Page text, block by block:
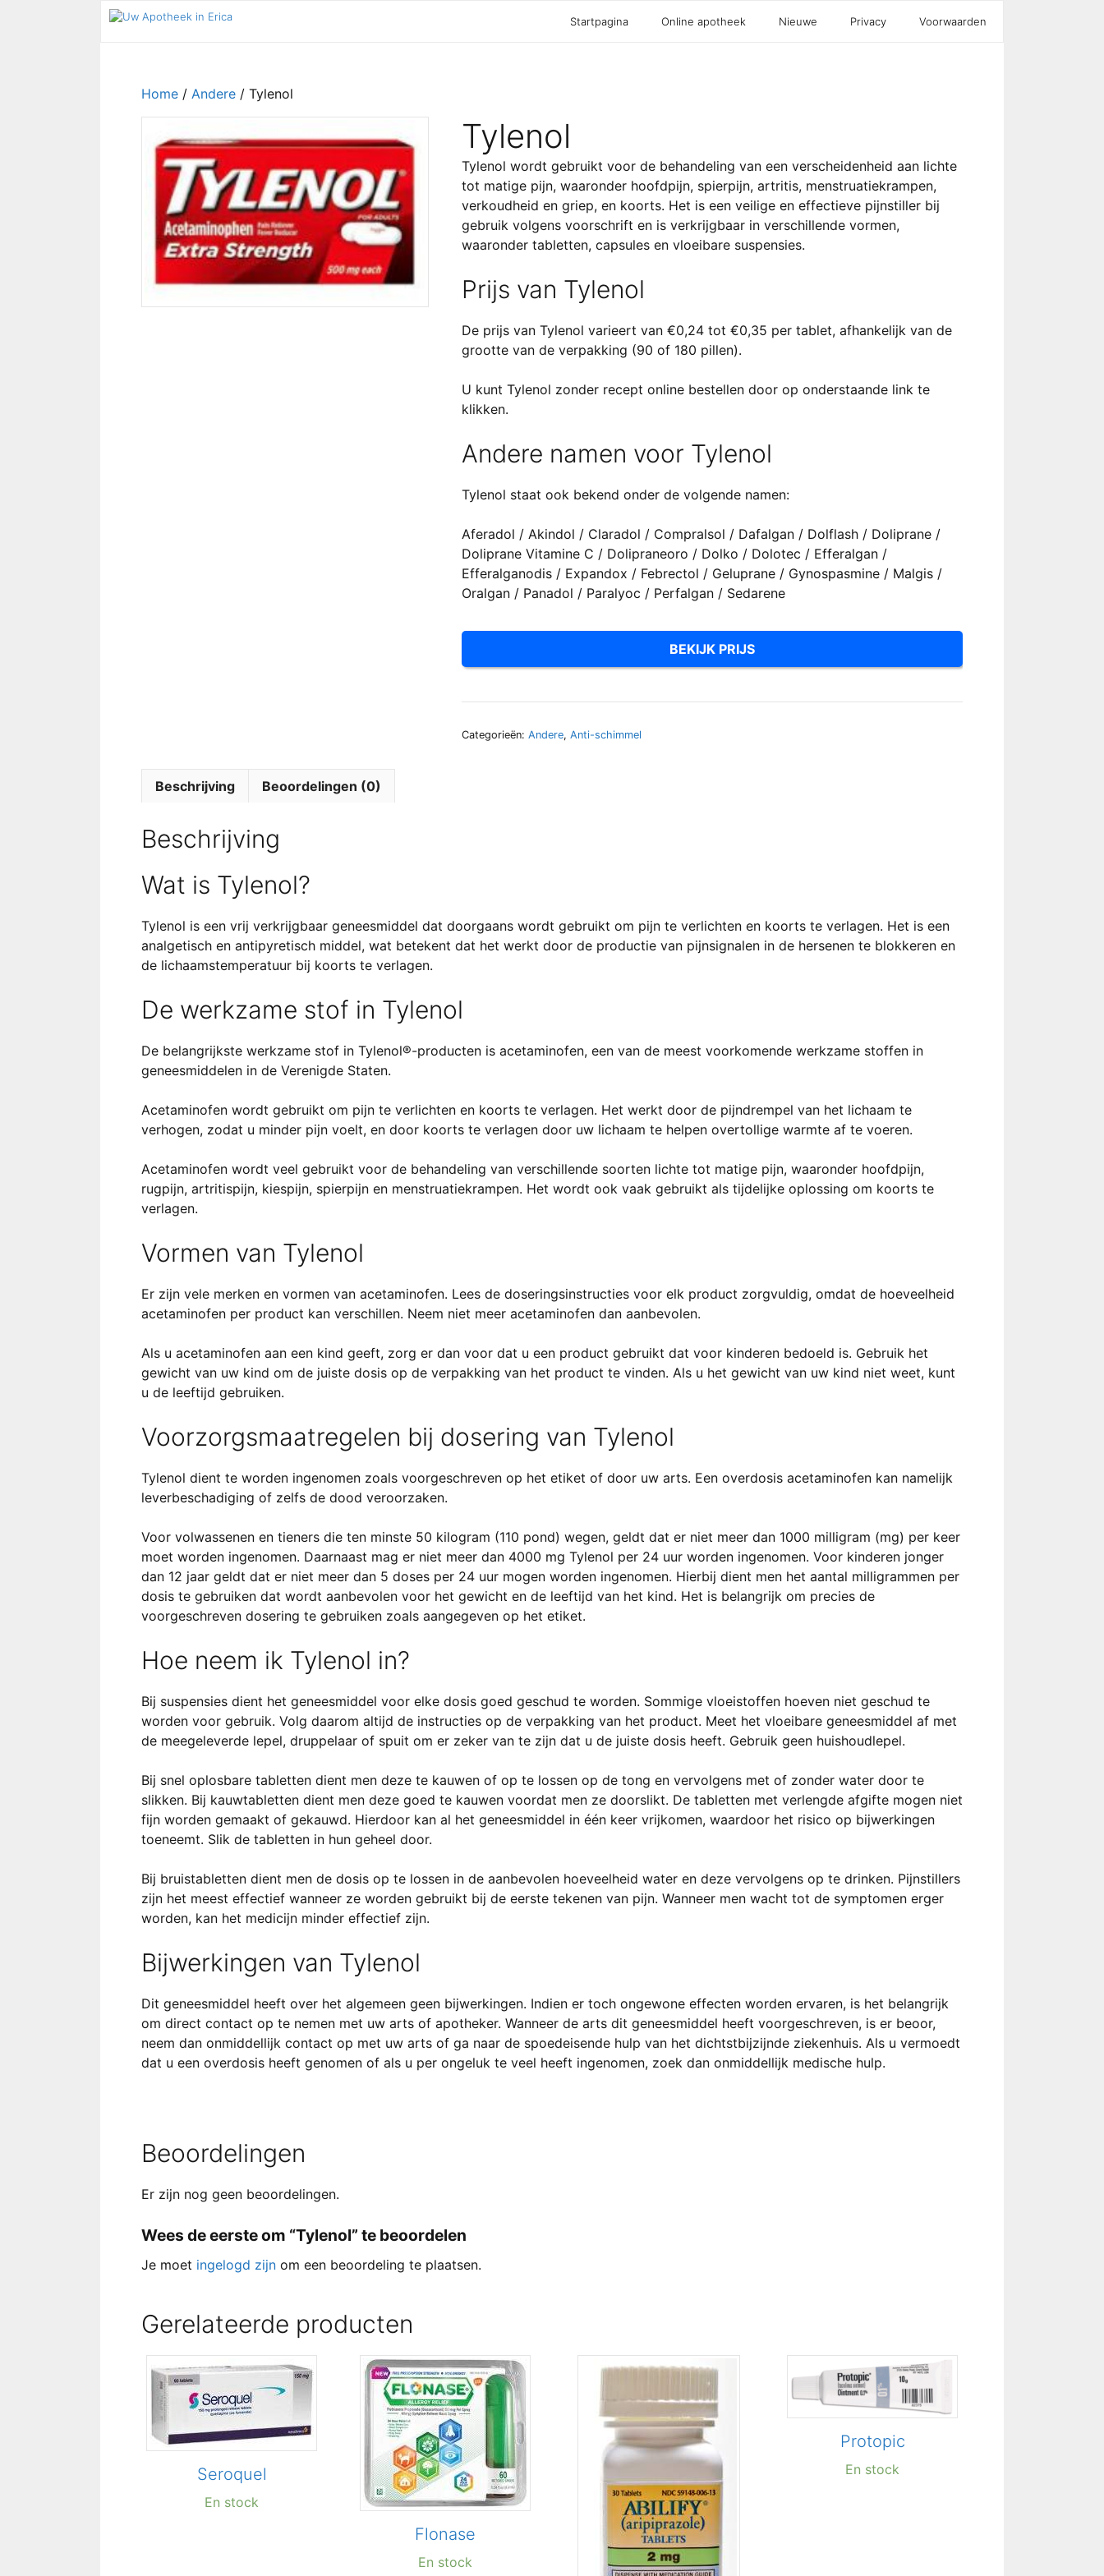
Startpagina Online apotheek Nieuwe Privacy Voorwaarden
Home / Andere / Tylenol
Tylenol
Tylenol wordt gebruikt voor de behandeling van een verscheidenheid aan lichte
tot matige pijn, waaronder hoofdpijn, spierpijn, artritis, menstruatiekrampen,
verkoudheid en griep, en koorts. Het is een veilige en effectieve pijnstiller bij
gebruik volgens voorschrift en is verkrijgbaar in verschillende vormen,
waaronder tabletten, capsules en vloeibare suspensies.
Prijs van Tylenol
De prijs van Tylenol varieert van €0,24 tot €0,35 per tablet, afhankelijk van de
grootte van de verpakking (90 of 180 pillen).
U kunt Tylenol zonder recept online bestellen door op onderstaande link te
klikken.
Andere namen voor Tylenol
Tylenol staat ook bekend onder de volgende namen:
Aferadol / Akindol / Claradol / Compralsol / Dafalgan / Dolflash / Doliprane /
Doliprane Vitamine C / Dolipraneoro / Dolko / Dolotec / Efferalgan /
Efferalganodis / Expandox / Febrectol / Geluprane / Gynospasmine / Malgis /
Oralgan / Panadol / Paralyoc / Perfalgan / Sedarene
BEKIJK PRIJS
Categorieën: Andere, Anti-schimmel
Beschrijving Beoordelingen (0)
Beschrijving
Wat is Tylenol?
Tylenol is een vrij verkrijgbaar geneesmiddel dat doorgaans wordt gebruikt om pijn te verlichten en koorts te verlagen. Het is een
analgetisch en antipyretisch middel, wat betekent dat het werkt door de productie van pijnsignalen in de hersenen te blokkeren en
de lichaamstemperatuur bij koorts te verlagen.
De werkzame stof in Tylenol
De belangrijkste werkzame stof in Tylenol®-producten is acetaminofen, een van de meest voorkomende werkzame stoffen in
geneesmiddelen in de Verenigde Staten.
Acetaminofen wordt gebruikt om pijn te verlichten en koorts te verlagen. Het werkt door de pijndrempel van het lichaam te
verhogen, zodat u minder pijn voelt, en door koorts te verlagen door uw lichaam te helpen overtollige warmte af te voeren.
Acetaminofen wordt veel gebruikt voor de behandeling van verschillende soorten lichte tot matige pijn, waaronder hoofdpijn,
rugpijn, artritispijn, kiespijn, spierpijn en menstruatiekrampen. Het wordt ook vaak gebruikt als tijdelijke oplossing om koorts te
verlagen.
Vormen van Tylenol
Er zijn vele merken en vormen van acetaminofen. Lees de doseringsinstructies voor elk product zorgvuldig, omdat de hoeveelheid
acetaminofen per product kan verschillen. Neem niet meer acetaminofen dan aanbevolen.
Als u acetaminofen aan een kind geeft, zorg er dan voor dat u een product gebruikt dat voor kinderen bedoeld is. Gebruik het
gewicht van uw kind om de juiste dosis op de verpakking van het product te vinden. Als u het gewicht van uw kind niet weet, kunt
u de leeftijd gebruiken.
Voorzorgsmaatregelen bij dosering van Tylenol
Tylenol dient te worden ingenomen zoals voorgeschreven op het etiket of door uw arts. Een overdosis acetaminofen kan namelijk
leverbeschadiging of zelfs de dood veroorzaken.
Voor volwassenen en tieners die ten minste 50 kilogram (110 pond) wegen, geldt dat er niet meer dan 1000 milligram (mg) per keer
moet worden ingenomen. Daarnaast mag er niet meer dan 4000 mg Tylenol per 24 uur worden ingenomen. Voor kinderen jonger
dan 12 jaar geldt dat er niet meer dan 5 doses per 24 uur mogen worden ingenomen. Hierbij dient men het aantal milligrammen per
dosis te gebruiken dat wordt aanbevolen voor het gewicht en de leeftijd van het kind. Het is belangrijk om precies de
voorgeschreven dosering te gebruiken zoals aangegeven op het etiket.
Hoe neem ik Tylenol in?
Bij suspensies dient het geneesmiddel voor elke dosis goed geschud te worden. Sommige vloeistoffen hoeven niet geschud te
worden voor gebruik. Volg daarom altijd de instructies op de verpakking van het product. Meet het vloeibare geneesmiddel af met
de meegeleverde lepel, druppelaar of spuit om er zeker van te zijn dat u de juiste dosis heeft. Gebruik geen huishoudlepel.
Bij snel oplosbare tabletten dient men deze te kauwen of op te lossen op de tong en vervolgens met of zonder water door te
slikken. Bij kauwtabletten dient men deze goed te kauwen voordat men ze doorslikt. De tabletten met verlengde afgifte mogen niet
fijn worden gemaakt of gekauwd. Hierdoor kan al het geneesmiddel in één keer vrijkomen, waardoor het risico op bijwerkingen
toeneemt. Slik de tabletten in hun geheel door.
Bij bruistabletten dient men de dosis op te lossen in de aanbevolen hoeveelheid water en deze vervolgens op te drinken. Pijnstillers
zijn het meest effectief wanneer ze worden gebruikt bij de eerste tekenen van pijn. Wanneer men wacht tot de symptomen erger
worden, kan het medicijn minder effectief zijn.
Bijwerkingen van Tylenol
Dit geneesmiddel heeft over het algemeen geen bijwerkingen. Indien er toch ongewone effecten worden ervaren, is het belangrijk
om direct contact op te nemen met uw arts of apotheker. Wanneer de arts dit geneesmiddel heeft voorgeschreven, is er beoor,
neem dan onmiddellijk contact op met uw arts of ga naar de spoedeisende hulp van het dichtstbijzijnde ziekenhuis. Als u vermoedt
dat u een overdosis heeft genomen of als u per ongeluk te veel heeft ingenomen, zoek dan onmiddellijk medische hulp.
Beoordelingen
Er zijn nog geen beoordelingen.
Wees de eerste om “Tylenol” te beoordelen
Je moet ingelogd zijn om een beoordeling te plaatsen.
Gerelateerde producten
Seroquel
En stock
Flonase
En stock
Protopic
En stock